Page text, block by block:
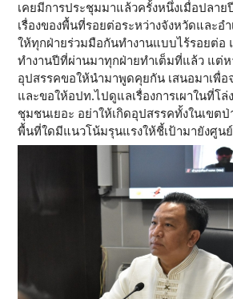
เคยมีการประชุมมาแล้วครั้งหนึ่งเมื่อปลาย
เรื่องของพื้นที่รอยต่อระหว่างจังหวัดและอ
ให้ทุกฝ่ายร่วมมือกันทำงานแบบไร้รอยต่อ
ทำงานปีที่ผ่านมาทุกฝ่ายทำเต็มที่แล้ว แต่
อุปสรรคขอให้นำมาพูดคุยกัน เสนอมาเพื่
และขอให้อปท.ไปดูแลเรื่องการเผาในที่โ
ชุมชนเยอะ อย่าให้เกิดอุปสรรคทั้งในเขตป่
พื้นที่ใดมีแนวโน้มรุนแรงให้ชี้เป้ามายังศูน